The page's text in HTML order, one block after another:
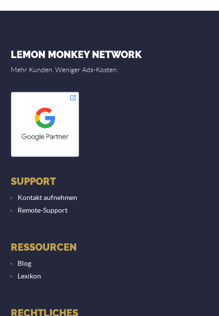
LEMON MONKEY NETWORK
Mehr Kunden. Weniger Ads-Kosten.
SUPPORT
Kontakt aufnehmen
Remote-Support
RESSOURCEN
Blog
Lexikon
RECHTLICHES